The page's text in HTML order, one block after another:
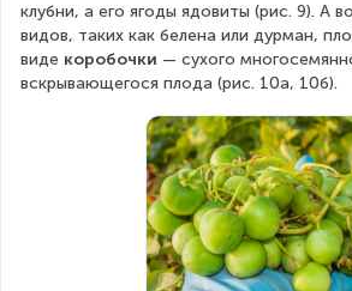
клубни, а его ягоды ядовиты (рис. 9). А
видов, таких как белена или дурман,
виде коробочки — сухого
вскрывающегося плода (рис. 10а, 10б).